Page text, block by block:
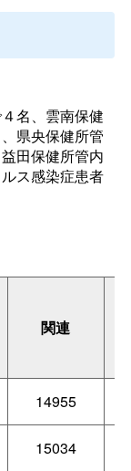
名、雲南保健
県央保健所管
田保健所管内
ス感染症患者
関連
14955
15034